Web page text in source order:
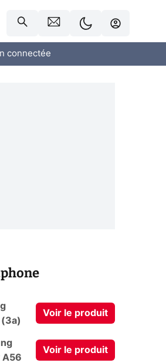
connectée
(3a)
Voir le produit
A56
Voir le produit